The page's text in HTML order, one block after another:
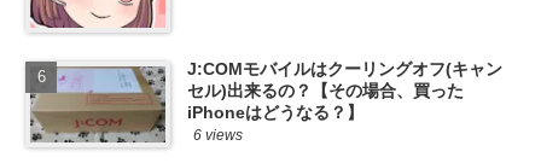
J:COMモバイルはクーリングオフ(キャン
セル)出来るの？【その場合、買った
iPhoneはどうなる？】
6 views